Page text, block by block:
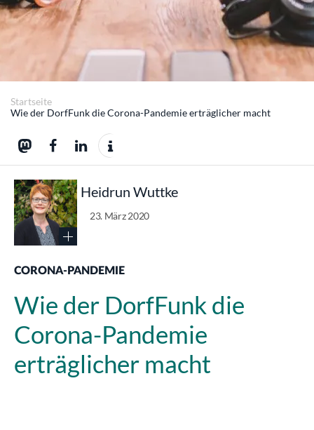
Startseite
Wie der DorfFunk die Corona-Pandemie erträglicher macht
Heidrun Wuttke
23. März 2020
CORONA-PANDEMIE
Wie der DorfFunk die
Corona-Pandemie
erträglicher macht